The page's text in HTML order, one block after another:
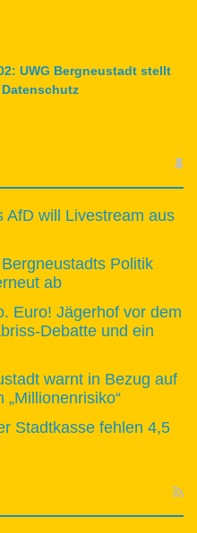
UWG Bergneustadt stellt
AfD will Livestream aus
Politik
ab
Euro! Jägerhof vor dem
Debatte und ein
warnt in Bezug auf
Stadtkasse fehlen 4,5